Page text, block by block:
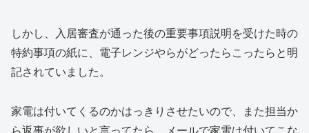
しかし、入居審査が通った後の重要事項説明を受けた時の
特約事項の紙に、電子レンジやらがどったらこったらと明
記されていました。
家電は付いてくるのかはっきりさせたいので、また担当か
ら返事が欲しいと言ってたら、メールで家電は付いてこな